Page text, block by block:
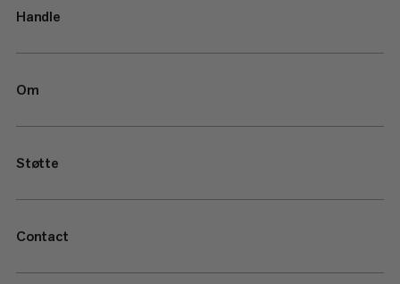
Handle
Om
Støtte
Contact